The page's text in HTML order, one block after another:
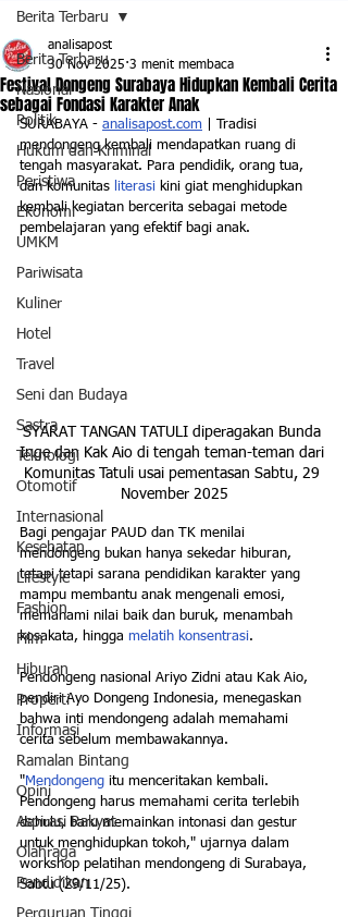
Berita Terbaru
Nasional
Politik
Hukum dan Kriminal
Peristiwa
Ekonomi
UMKM
Pariwisata
Kuliner
Hotel
Travel
Seni dan Budaya
Sastra
Teknologi
Otomotif
Internasional
Kesehatan
Lifestyle
Fashion
Film
Hiburan
Properti
Informasi
Ramalan Bintang
Opini
Aspirasi Rakyat
Olahraga
Pendidikan
Perguruan Tinggi
Berita Terbaru
Festival Dongeng Surabaya Hidupkan Kembali Cerita
sebagai Fondasi Karakter Anak
analisapost
30 Nov 2025 3 menit membaca
SURABAYA - analisapost.com | Tradisi
mendongeng kembali mendapatkan ruang di
tengah masyarakat. Para pendidik, orang tua,
dan komunitas literasi kini giat menghidupkan
kembali kegiatan bercerita sebagai metode
pembelajaran yang efektif bagi anak.
SYARAT TANGAN TATULI diperagakan Bunda
Inge dan Kak Aio di tengah teman-teman dari
Komunitas Tatuli usai pementasan Sabtu, 29
November 2025
Bagi pengajar PAUD dan TK menilai
mendongeng bukan hanya sekedar hiburan,
tetapi tetapi sarana pendidikan karakter yang
mampu membantu anak mengenali emosi,
memahami nilai baik dan buruk, menambah
kosakata, hingga melatih konsentrasi.
Pendongeng nasional Ariyo Zidni atau Kak Aio,
pendiri Ayo Dongeng Indonesia, menegaskan
bahwa inti mendongeng adalah memahami
cerita sebelum membawakannya.
"Mendongeng itu menceritakan kembali.
Pendongeng harus memahami cerita terlebih
dahulu, baru memainkan intonasi dan gestur
untuk menghidupkan tokoh," ujarnya dalam
workshop pelatihan mendongeng di Surabaya,
Sabtu (29/11/25).